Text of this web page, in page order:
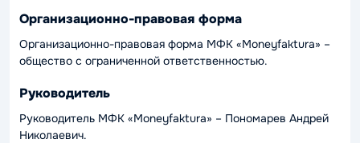
Организационно-правовая форма
Организационно-правовая форма МФК «Moneyfaktura» –
общество с ограниченной ответственностью.
Руководитель
Руководитель МФК «Moneyfaktura» – Пономарев Андрей
Николаевич.